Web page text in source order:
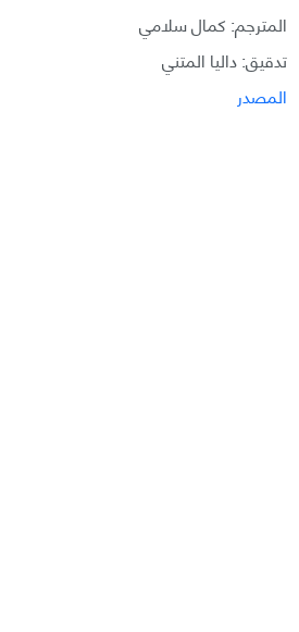
المترجم: كمال سلامي
تدقيق: داليا المتني
المصدر